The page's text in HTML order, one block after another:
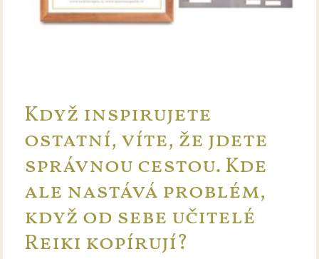
Když inspirujete
ostatní, víte, že jdete
správnou cestou. Kde
ale nastává problém,
když od sebe učitelé
Reiki kopírují?